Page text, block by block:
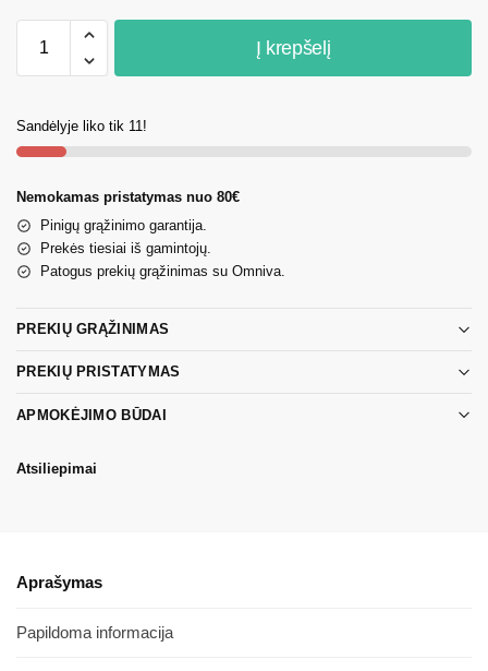
Į krepšelį
Sandėlyje liko tik 11!
Nemokamas pristatymas nuo 80€
Pinigų grąžinimo garantija.
Prekės tiesiai iš gamintojų.
Patogus prekių grąžinimas su Omniva.
PREKIŲ GRĄŽINIMAS
PREKIŲ PRISTATYMAS
APMOKĖJIMO BŪDAI
Atsiliepimai
Aprašymas
Papildoma informacija